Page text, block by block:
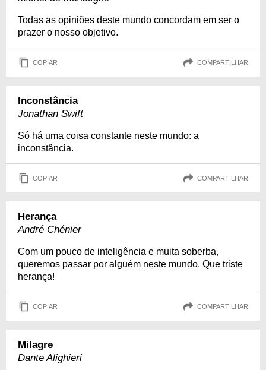
Todas as opiniões deste mundo concordam em ser o
prazer o nosso objetivo.
COPIAR COMPARTILHAR
Inconstância
Jonathan Swift
Só há uma coisa constante neste mundo: a
inconstância.
COPIAR COMPARTILHAR
Herança
André Chénier
Com um pouco de inteligência e muita soberba,
queremos passar por alguém neste mundo. Que triste
herança!
COPIAR COMPARTILHAR
Milagre
Dante Alighieri